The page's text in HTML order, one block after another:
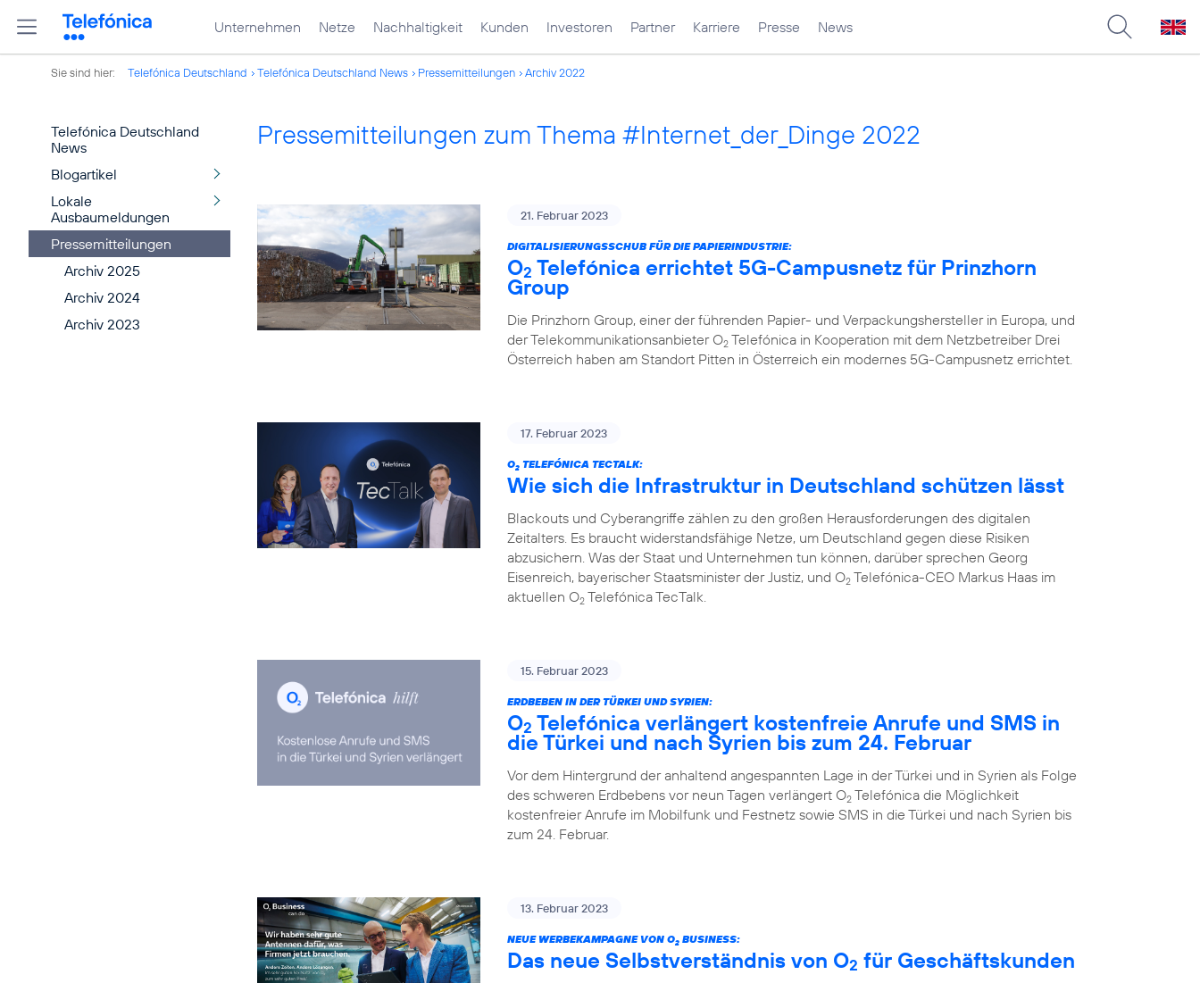
Unternehmen Netze Nachhaltigkeit Kunden Investoren Partner Karriere Presse News
Sie sind hier: Telefónica Deutschland Telefónica Deutschland News Pressemitteilungen Archiv 2022
Telefónica Deutschland
News
Blogartikel
Lokale
Ausbaumeldungen
Pressemitteilungen
Archiv 2025
Archiv 2024
Archiv 2023
Pressemitteilungen zum Thema #Internet_der_Dinge 2022
21. Februar 2023
DIGITALISIERUNGSSCHUB FÜR DIE PAPIERINDUSTRIE:
O2 Telefónica errichtet 5G-Campusnetz für Prinzhorn
Group
Die Prinzhorn Group, einer der führenden Papier- und Verpackungshersteller in Europa, und
der Telekommunikationsanbieter O2 Telefónica in Kooperation mit dem Netzbetreiber Drei
Österreich haben am Standort Pitten in Österreich ein modernes 5G-Campusnetz errichtet.
17. Februar 2023
O2 TELEFÓNICA TECTALK:
Wie sich die Infrastruktur in Deutschland schützen lässt
Blackouts und Cyberangriffe zählen zu den großen Herausforderungen des digitalen
Zeitalters. Es braucht widerstandsfähige Netze, um Deutschland gegen diese Risiken
abzusichern. Was der Staat und Unternehmen tun können, darüber sprechen Georg
Eisenreich, bayerischer Staatsminister der Justiz, und O2 Telefónica-CEO Markus Haas im
aktuellen O2 Telefónica TecTalk.
15. Februar 2023
ERDBEBEN IN DER TÜRKEI UND SYRIEN:
O2 Telefónica verlängert kostenfreie Anrufe und SMS in
die Türkei und nach Syrien bis zum 24. Februar
Vor dem Hintergrund der anhaltend angespannten Lage in der Türkei und in Syrien als Folge
des schweren Erdbebens vor neun Tagen verlängert O2 Telefónica die Möglichkeit
kostenfreier Anrufe im Mobilfunk und Festnetz sowie SMS in die Türkei und nach Syrien bis
zum 24. Februar.
13. Februar 2023
NEUE WERBEKAMPAGNE VON O2 BUSINESS:
Das neue Selbstverständnis von O2 für Geschäftskunden